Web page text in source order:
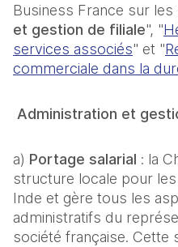
Business France sur les
et gestion de filiale", "
services associés" et "
commerciale dans la
Administration et
a) Portage salarial : la
structure locale pour
Inde et gère tous les
administratifs du
société française. Cette